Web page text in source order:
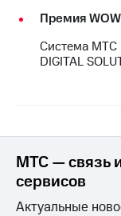
Описание
о
Реквизиты
Контакты
развитие
Премия
Система МТС
DIGITAL
МТС — связь
сервисов
Актуальные